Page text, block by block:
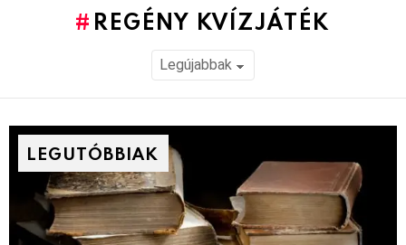
REGÉNY KVÍZJÁTÉK
LEGUTÓBBIAK